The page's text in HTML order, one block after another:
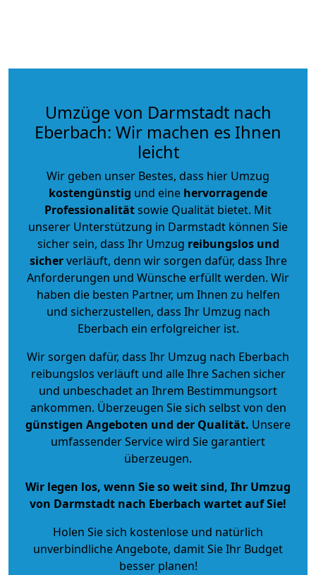
Umzüge von Darmstadt nach
Eberbach: Wir machen es Ihnen
leicht
Wir geben unser Bestes, dass hier Umzug
kostengünstig und eine hervorragende
Professionalitätsowie Qualität bietet. Mit
unserer Unterstützung in Darmstadt können Sie
sicher sein, dass Ihr Umzug reibungslos und
sicherverläuft, denn wir sorgen dafür, dass Ihre
Anforderungen und Wünsche erfüllt werden. Wir
haben die besten Partner, um Ihnen zu helfen
und sicherzustellen, dass Ihr Umzug nach
Eberbach ein erfolgreicher ist.
Wir sorgen dafür, dass Ihr Umzug nach Eberbach
reibungslos verläuft und alle Ihre Sachen sicher
und unbeschadet an Ihrem Bestimmungsort
ankommen. Überzeugen Sie sich selbst von den
günstigen Angeboten und der Qualität. Unsere
umfassender Service wird Sie garantiert
überzeugen.
Wir legen los, wenn Sie so weit sind, Ihr Umzug
von Darmstadt nach Eberbach wartet auf Sie!
Holen Sie sich kostenlose und natürlich
unverbindliche Angebote, damit Sie Ihr Budget
besser planen!